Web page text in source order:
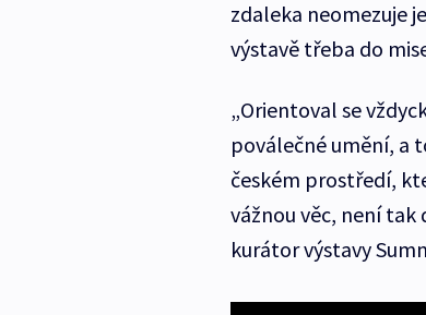
zdaleka neomezuje
výstavě třeba do
„Orientoval se
poválečné umění, a
českém prostředí,
vážnou věc, není
kurátor výstavy